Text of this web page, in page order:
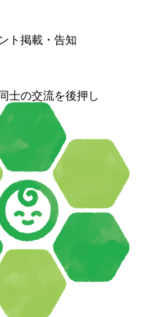
ト掲載・告知
士の交流を後押し